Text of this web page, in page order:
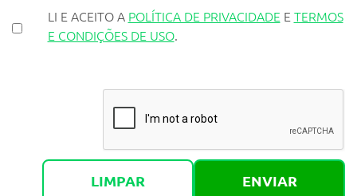
LI E ACEITO A POLÍTICA DE PRIVACIDADE E TERMOS
E CONDIÇÕES DE USO.
LIMPAR ENVIAR